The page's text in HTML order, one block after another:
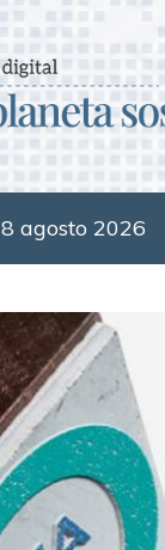
8 agosto 2026